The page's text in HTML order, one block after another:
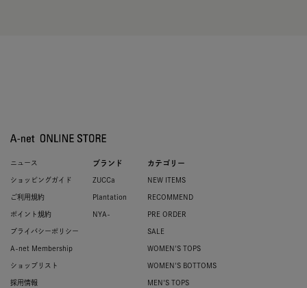
ニュース
ショッピングガイド
ご利用規約
ポイント規約
プライバシーポリシー
A-net Membership
ショップリスト
採用情報
ブランド
ZUCCa
Plantation
NYA-
カテゴリー
NEW ITEMS
RECOMMEND
PRE ORDER
SALE
WOMEN'S TOPS
WOMEN'S BOTTOMS
MEN'S TOPS